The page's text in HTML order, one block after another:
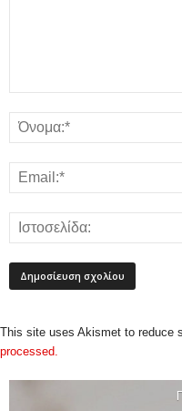
This site uses Akismet to reduce
processed.